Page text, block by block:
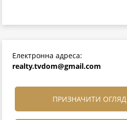
Електронна адреса:
realty.tvdom@gmail.com
ПРИЗНАЧИТИ ОГЛЯД